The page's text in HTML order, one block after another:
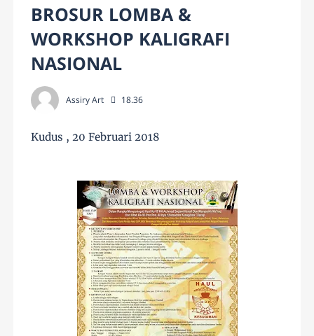
BROSUR LOMBA &
WORKSHOP KALIGRAFI
NASIONAL
Assiry Art 18.36
Kudus , 20 Februari 2018